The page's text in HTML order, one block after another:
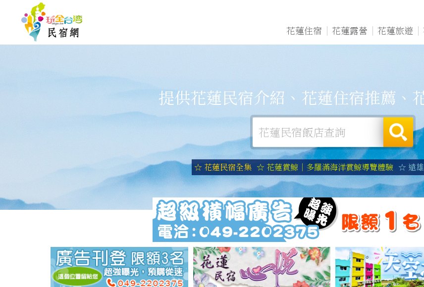
花蓮住宿 花蓮露營 花蓮旅遊
提供花蓮民宿介紹、花蓮住宿推薦、
☆ 花蓮民宿全集 ☆ 花蓮賞鯨｜多羅滿海洋賞鯨導覽體驗 ☆ 遠